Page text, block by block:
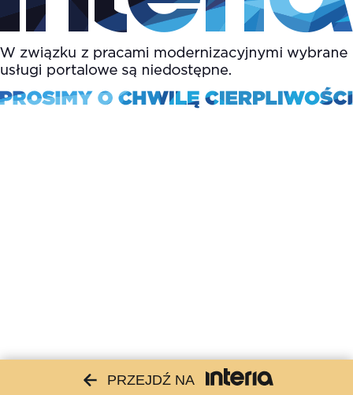
PRZEJDŹ NA